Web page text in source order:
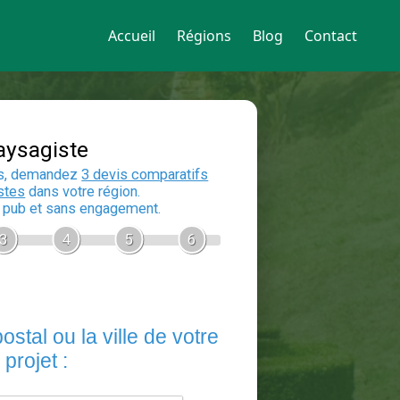
Accueil Régions Blog Contact
Devis Paysagiste
En 5 minutes, demandez
auxpaysagistesdans votre région.
Gratuit, sans pub et sans engagement.